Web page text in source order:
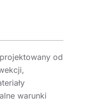
od
warunki